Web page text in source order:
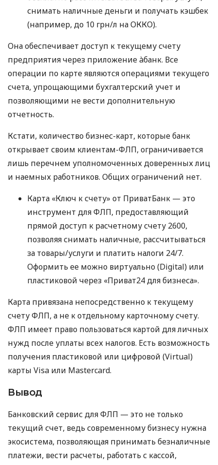
снимать наличные деньги и получать кэшбек
(например, до 10 грн/л на ОККО).
Она обеспечивает доступ к текущему счету
предприятия через приложение àбанк. Все
операции по карте являются операциями текущего
счета, упрощающими бухгалтерский учет и
позволяющими не вести дополнительную
отчетность.
Кстати, количество бизнес-карт, которые банк
открывает своим клиентам-ФЛП, ограничивается
лишь перечнем уполномоченных доверенных лиц
и наемных работников. Общих ограничений нет.
Карта «Ключ к счету» от ПриватБанк — это
инструмент для ФЛП, предоставляющий
прямой доступ к расчетному счету 2600,
позволяя снимать наличные, рассчитываться
за товары/услуги и платить налоги 24/7.
Оформить ее можно виртуально (Digital) или
пластиковой через «Приват24 для бизнеса».
Карта привязана непосредственно к текущему
счету ФЛП, а не к отдельному карточному счету.
ФЛП имеет право пользоваться картой для личных
нужд после уплаты всех налогов. Есть возможность
получения пластиковой или цифровой (Virtual)
карты Visa или Mastercard.
Вывод
Банковский сервис для ФЛП — это не только
текущий счет, ведь современному бизнесу нужна
экосистема, позволяющая принимать безналичные
платежи, вести расчеты, работать с кассой,